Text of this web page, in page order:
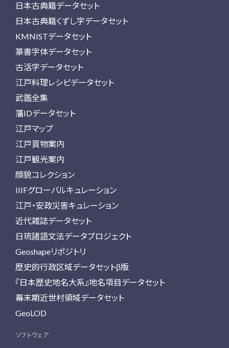
日本古典籍データセット
日本古典籍くずし字データセット
KMNISTデータセット
篆書字体データセット
古活字データセット
江戸料理レシピデータセット
武鑑全集
藩IDデータセット
江戸マップ
江戸買物案内
江戸観光案内
顔貌コレクション
IIIFグローバルキュレーション
江戸・安政災害キュレーション
近代雑誌データセット
日琉諸語文法データプロジェクト
Geoshapeリポジトリ
歴史的行政区域データセットβ版
『日本歴史地名大系』地名項目データセット
幕末期近世村領域データセット
GeoLOD
ソフトウェア